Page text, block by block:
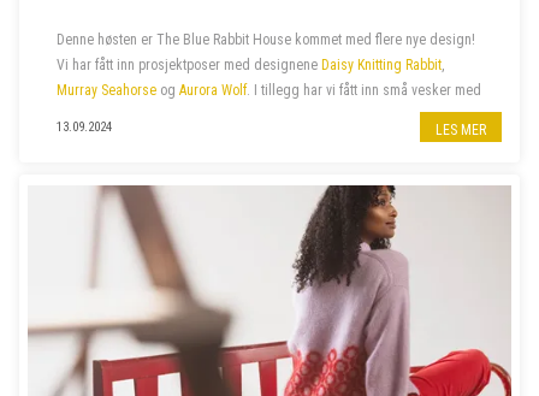
Denne høsten er The Blue Rabbit House kommet med flere nye design!
Vi har fått inn prosjektposer med designene Daisy Knitting Rabbit,
Murray Seahorse og Aurora Wolf. I tillegg har vi fått inn små vesker med
13.09.2024 LES MER